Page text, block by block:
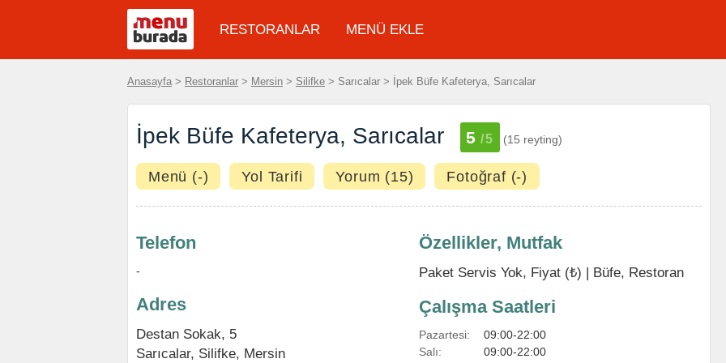
RESTORANLAR MENÜ EKLE
Anasayfa > Restoranlar > Mersin > Silifke > Sarıcalar > İpek Büfe Kafeterya, Sarıcalar
İpek Büfe Kafeterya, Sarıcalar 5 /5 (15 reyting)
Menü (-) Yol Tarifi Yorum (15) Fotoğraf (-)
Telefon
-
Adres
Destan Sokak, 5
Sarıcalar, Silifke, Mersin
Özellikler, Mutfak
Paket Servis Yok, Fiyat (₺) | Büfe, Restoran
Çalışma Saatleri
Pazartesi:
09:00-22:00
Salı:
09:00-22:00